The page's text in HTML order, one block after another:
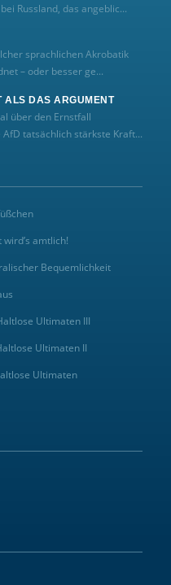
Russland, das angeblic...
sprachlichen Akrobatik
– oder besser ge...
DAS ARGUMENT
über den Ernstfall
tatsächlich stärkste Kraft...
amtlich!
Bequemlichkeit
Ultimaten III
Ultimaten II
Ultimaten